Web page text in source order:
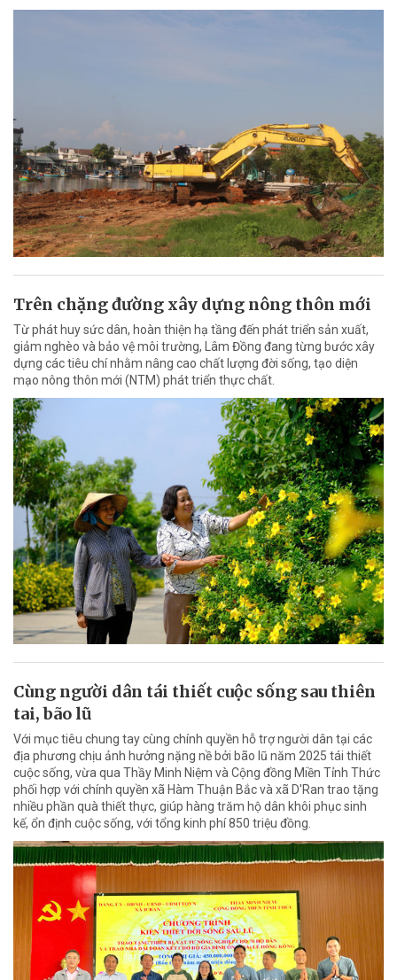
Trên chặng đường xây dựng nông thôn mới
Từ phát huy sức dân, hoàn thiện hạ tầng đến phát triển sản xuất,
giảm nghèo và bảo vệ môi trường, Lâm Đồng đang từng bước xây
dựng các tiêu chí nhằm nâng cao chất lượng đời sống, tạo diện
mạo nông thôn mới (NTM) phát triển thực chất.
Cùng người dân tái thiết cuộc sống sau thiên
tai, bão lũ
Với mục tiêu chung tay cùng chính quyền hỗ trợ người dân tại các
địa phương chịu ảnh hưởng nặng nề bởi bão lũ năm 2025 tái thiết
cuộc sống, vừa qua Thầy Minh Niệm và Cộng đồng Miền Tỉnh Thức
phối hợp với chính quyền xã Hàm Thuận Bắc và xã D'Ran trao tặng
nhiều phần quà thiết thực, giúp hàng trăm hộ dân khôi phục sinh
kế, ổn định cuộc sống, với tổng kinh phí 850 triệu đồng.